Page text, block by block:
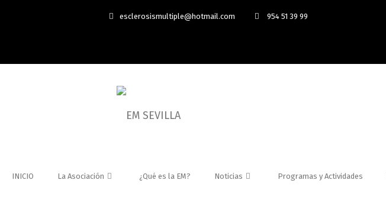
esclerosismultiple@hotmail.com 954 51 39 99
INICIO La Asociación ¿Qué es la EM? Noticias Programas y Actividades